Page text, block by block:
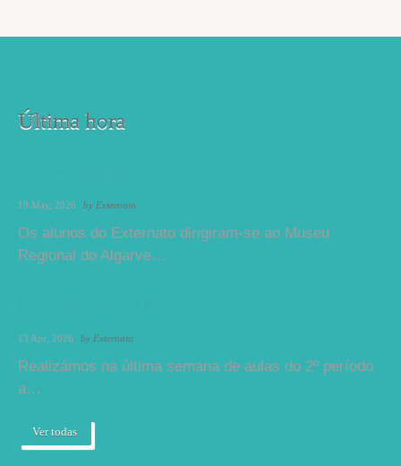
Última hora
19 May, 2026 by Externato
Os alunos do Externato dirigiram-se ao Museu
Regional do Algarve…
13 Apr, 2026 by Externato
Realizámos na última semana de aulas do 2º período
a…
Ver todas